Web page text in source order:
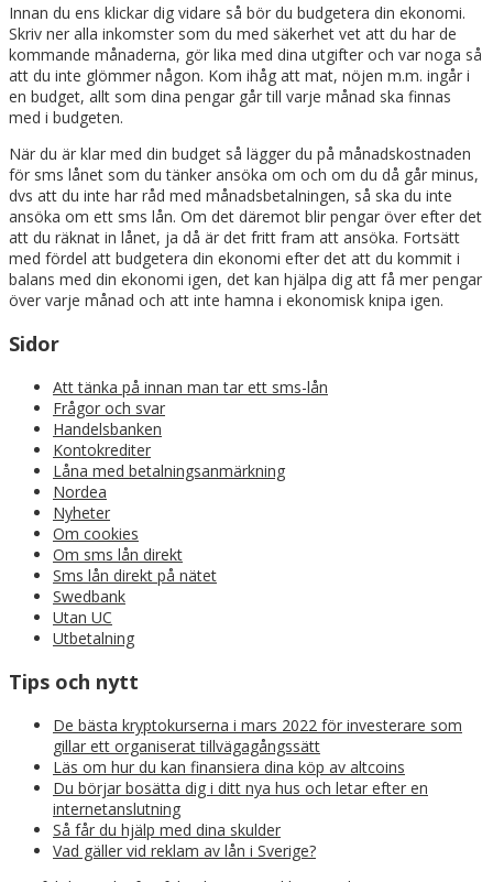
Innan du ens klickar dig vidare så bör du budgetera din ekonomi.
Skriv ner alla inkomster som du med säkerhet vet att du har de
kommande månaderna, gör lika med dina utgifter och var noga så
att du inte glömmer någon. Kom ihåg att mat, nöjen m.m. ingår i
en budget, allt som dina pengar går till varje månad ska finnas
med i budgeten.
När du är klar med din budget så lägger du på månadskostnaden
för sms lånet som du tänker ansöka om och om du då går minus,
dvs att du inte har råd med månadsbetalningen, så ska du inte
ansöka om ett sms lån. Om det däremot blir pengar över efter det
att du räknat in lånet, ja då är det fritt fram att ansöka. Fortsätt
med fördel att budgetera din ekonomi efter det att du kommit i
balans med din ekonomi igen, det kan hjälpa dig att få mer pengar
över varje månad och att inte hamna i ekonomisk knipa igen.
Sidor
Att tänka på innan man tar ett sms-lån
Frågor och svar
Handelsbanken
Kontokrediter
Låna med betalningsanmärkning
Nordea
Nyheter
Om cookies
Om sms lån direkt
Sms lån direkt på nätet
Swedbank
Utan UC
Utbetalning
Tips och nytt
De bästa kryptokurserna i mars 2022 för investerare som
gillar ett organiserat tillvägagångssätt
Läs om hur du kan finansiera dina köp av altcoins
Du börjar bosätta dig i ditt nya hus och letar efter en
internetanslutning
Så får du hjälp med dina skulder
Vad gäller vid reklam av lån i Sverige?